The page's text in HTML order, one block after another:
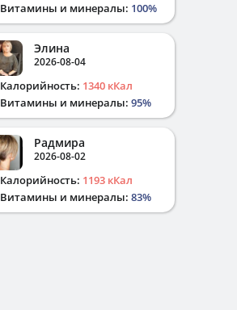
Витамины и минералы: 100%
Элина
2026-08-04
Калорийность: 1340 кКал
Витамины и минералы: 95%
Радмира
2026-08-02
Калорийность: 1193 кКал
Витамины и минералы: 83%